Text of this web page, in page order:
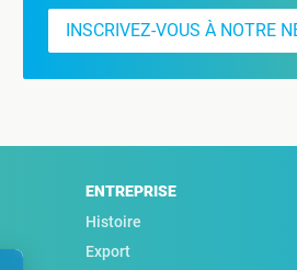
INSCRIVEZ-VOUS À NOTRE
ENTREPRISE
Histoire
Export